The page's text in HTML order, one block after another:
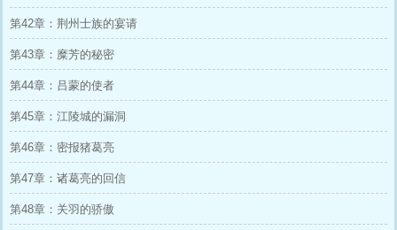
第42章：荆州士族的宴请
第43章：糜芳的秘密
第44章：吕蒙的使者
第45章：江陵城的漏洞
第46章：密报猪葛亮
第47章：诸葛亮的回信
第48章：关羽的骄傲